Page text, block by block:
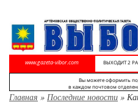
www.gazeta-vibor.com ВЫХОДИТ 2
Вы можете оформить
в каждом почтовом
Главная » Последние новости »